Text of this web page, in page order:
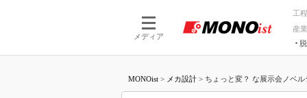
メディア
工
産
つながる工場
AI×設備
MONOist > メカ設計 > ちょっと変？ な展示会ノベ